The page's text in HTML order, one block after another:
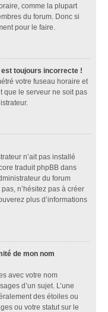
comme la plupart
du forum. Donc si
pour le faire.
est toujours incorrecte !
votre fuseau horaire et
que le serveur ne soit pas
n’ait pas installé
traduit phpBB dans
du forum
n’hésitez pas à créer
plus d’informations
de mon nom
avec votre nom
d’un sujet. L’une
des étoiles ou
ou votre statut sur le